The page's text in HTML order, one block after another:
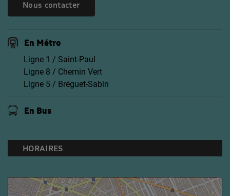
Nous contacter
En Métro
Ligne 1 / Saint-Paul
Ligne 8 / Chemin Vert
Ligne 5 / Bréguet-Sabin
En Bus
HORAIRES